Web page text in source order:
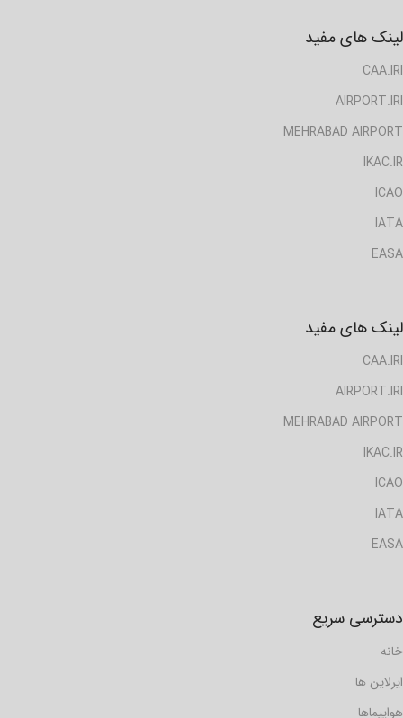
لینک های مفید
CAA.IRI
AIRPORT.IRI
MEHRABAD AIRPORT
IKAC.IR
ICAO
IATA
EASA
لینک های مفید
CAA.IRI
AIRPORT.IRI
MEHRABAD AIRPORT
IKAC.IR
ICAO
IATA
EASA
دسترسی سریع
خانه
ایرلاین ها
هواپیماها